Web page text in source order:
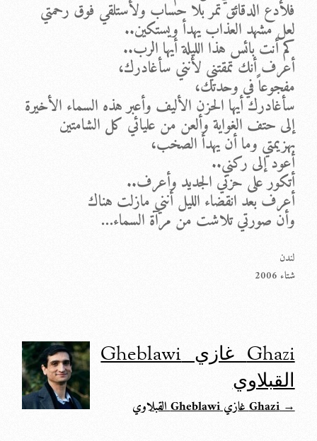
فلأدع الدقائق تمر بلا حساب ولأستلقي فوق رحمتي
لعل مشهد العذاب يهدأ ويستكين..
كم أنت بائس هذا الليلة أيها الرب..
أعرف أنك تمقتني لأنني سأغادرك،
مفجوعاً في وحدتك،
سأغادرك أيها الحزن الأليف وأعبر هذه السماء الأخيرة
إلى حتف الغواية وألعن من عليائي كل الشامتين
بهزيمتي وما أن يهدأ الصخب،
أعود إلى ركني..
أتكور على حزني الجديد وأعرف..
أعرف بعد انقضاء الليل أنني مازلت هناك
وأن صورتي تلاشت من مرآة السماء…
لندن
شتاء 2006
Ghazi غازي Gheblawi
القبلاوي
→ Ghazi غازي Gheblawi القبلاوي